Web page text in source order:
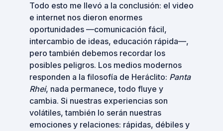
Todo esto me llevó a la conclusión: el video
e internet nos dieron enormes
oportunidades —comunicación fácil,
intercambio de ideas, educación rápida—,
pero también debemos recordar los
posibles peligros. Los medios modernos
responden a la filosofía de Heráclito: Panta
Rhei, nada permanece, todo fluye y
cambia. Si nuestras experiencias son
volátiles, también lo serán nuestras
emociones y relaciones: rápidas, débiles y